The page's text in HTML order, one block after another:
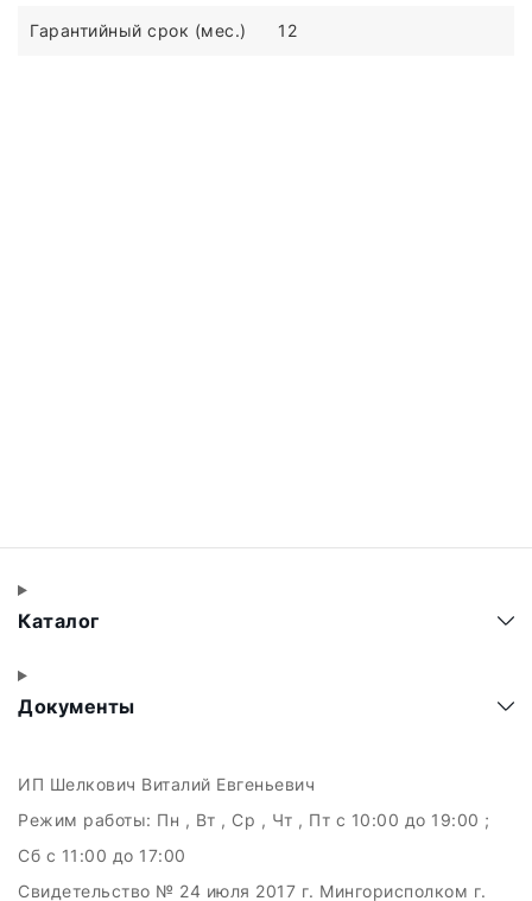
Гарантийный срок (мес.) 12
Каталог
Документы
ИП Шелкович Виталий Евгеньевич
Режим работы: Пн , Вт , Ср , Чт , Пт c 10:00 до 19:00 ;
Сб c 11:00 до 17:00
Свидетельство № 24 июля 2017 г. Мингорисполком г.